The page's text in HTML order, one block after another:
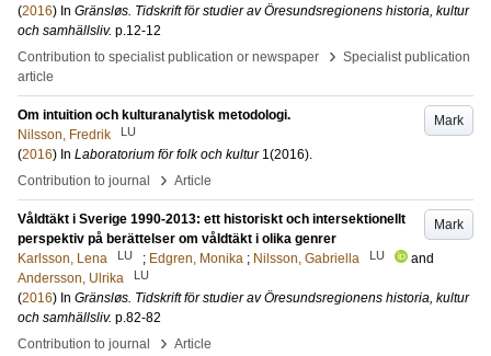
(2016) In Gränsløs. Tidskrift för studier av Öresundsregionens historia, kultur
och samhällsliv. p.12-12
Contribution to specialist publication or newspaper
› Specialist publication
article
Mark
Om intuition och kulturanalytisk metodologi.
Nilsson, Fredrik
LU
(2016) In Laboratorium för folk och kultur 1(2016).
Contribution to journal
› Article
Mark
Våldtäkt i Sverige 1990-2013: ett historiskt och intersektionellt
perspektiv på berättelser om våldtäkt i olika genrer
Karlsson, Lena
LU ; Edgren, Monika ; Nilsson, Gabriella LU
and
Andersson, Ulrika
LU
(2016) In Gränsløs. Tidskrift för studier av Öresundsregionens historia, kultur
och samhällsliv. p.82-82
Contribution to journal
› Article